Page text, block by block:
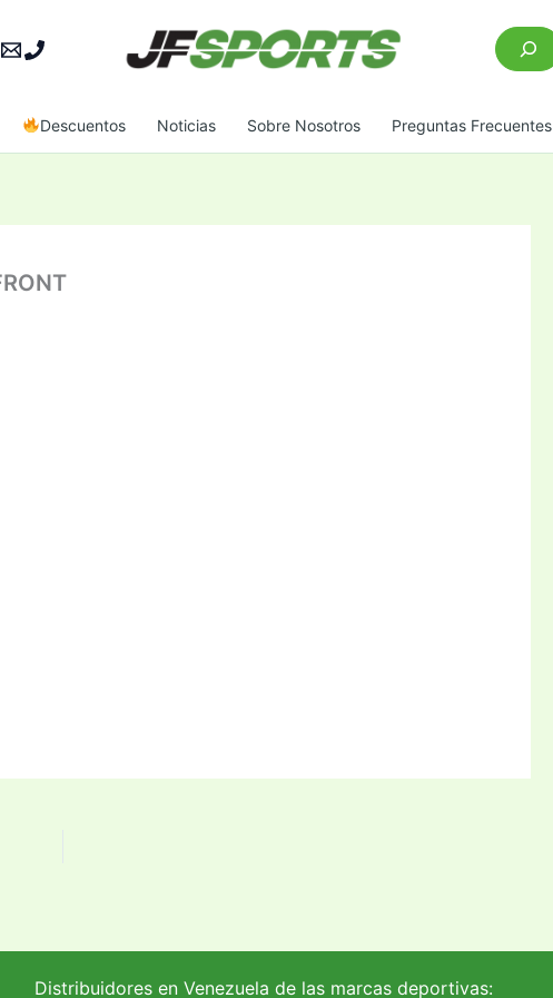
Buscar
Descuentos Noticias Sobre Nosotros Preguntas Frecuentes
Distribuidores en Venezuela de las marcas deportivas: